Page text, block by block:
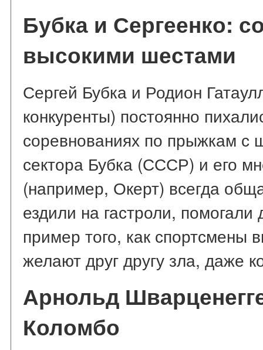
Бубка и Сергеенко:
высокими шестами
Сергей Бубка и Родион
конкуренты) постоянно
соревнованиях по прыжкам с
сектора Бубка (СССР) и его
(например, Окерт) всегда
ездили на гастроли, помогали
пример того, как спортсмены
желают друг другу зла, даже
Арнольд
Коломбо